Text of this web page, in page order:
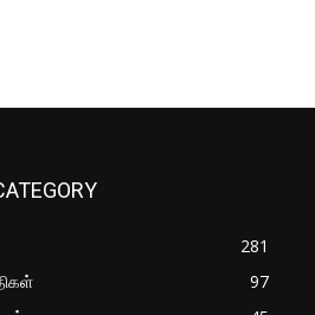
281
97